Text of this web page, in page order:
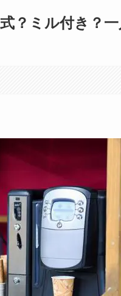
？ミル付き？